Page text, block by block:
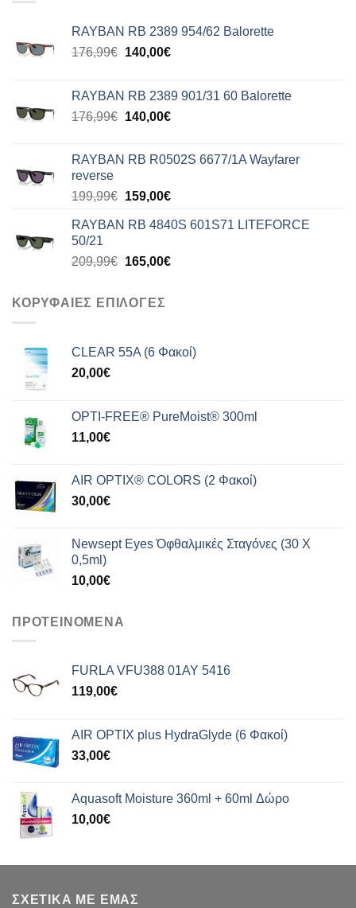
RAYBAN RB 2389 954/62 Balorette
176,99€ Original
176,99€.
140,00€Η
είναι:
140,00€.
RAYBAN RB 2389 901/31 60 Balorette
176,99€ Original
176,99€.
140,00€Η
είναι:
RAYBAN RB R0502S 6677/1A Wayfarer
reverse
199,99€ Original
was:
159,00€Η
τιμή
159,00€.
RAYBAN RB 4840S 601S71 LITEFORCE
50/21
209,99€ Original
209,99€.
165,00€Η
ΚΟΡΥΦΑΙΕΣ ΕΠΙΛΟΓΕΣ
CLEAR 55A (6 Φακοί)
20,00€
OPTI-FREE® PureMoist® 300ml
11,00€
AIR OPTIX® COLORS (2 Φακοί)
30,00€
Newsept Eyes Όφθαλμικές Σταγόνες (30 Χ
0,5ml)
10,00€
ΠΡΟΤΕΙΝΟΜΕΝΑ
FURLA VFU388 01AY 5416
119,00€
AIR OPTIX plus HydraGlyde (6 Φακοί)
33,00€
Aquasoft Moisture 360ml + 60ml Δώρο
10,00€
ΣΧΕΤΙΚΑ ΜΕ ΕΜΑΣ